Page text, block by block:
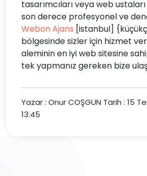
tasarımcıları veya web
son derece profesyonel ve
Webon Ajans [istanbul]
bölgesinde sizler için hizmet
aleminin en iyi web sitesine
tek yapmanız gereken bize
Yazar : Onur COŞGUN Tarih : 15
13:45